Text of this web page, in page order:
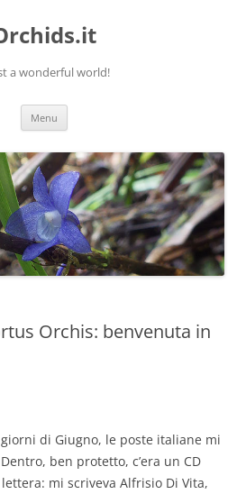
a wonderful world!
Menu
Orchis: benvenuta in
di Giugno, le poste italiane mi
ben protetto, c’era un CD
mi scriveva Alfrisio Di Vita,